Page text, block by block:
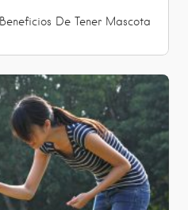
Beneficios De Tener Mascota